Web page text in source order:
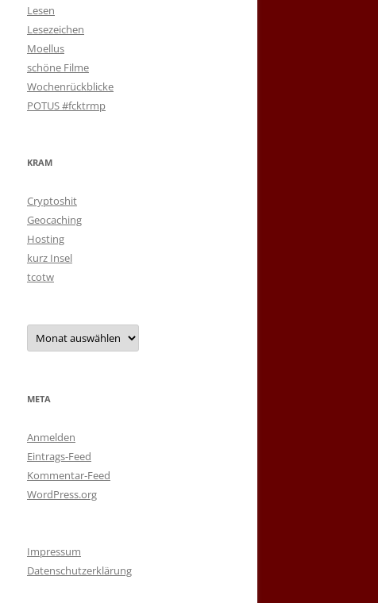
Lesen
Lesezeichen
Moellus
schöne Filme
Wochenrückblicke
POTUS #fcktrmp
KRAM
Cryptoshit
Geocaching
Hosting
kurz Insel
tcotw
Archiv
META
Anmelden
Eintrags-Feed
Kommentar-Feed
WordPress.org
Impressum
Datenschutzerklärung